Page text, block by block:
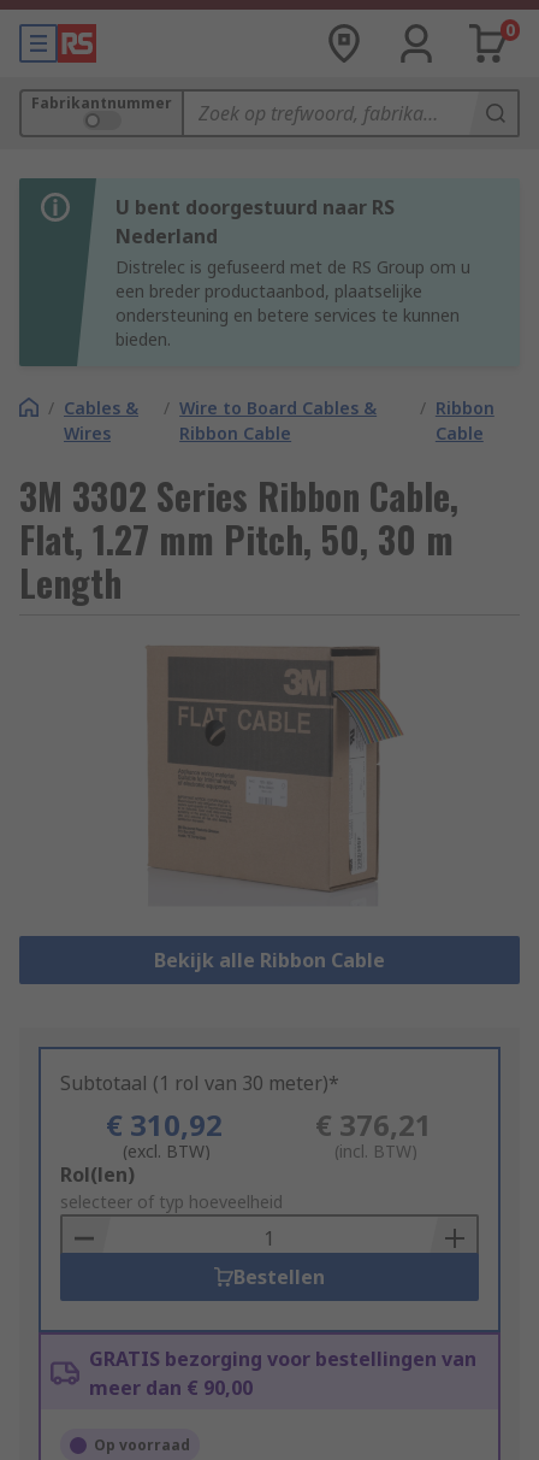
0
Fabrikantnummer
U bent doorgestuurd naar RS
Nederland
Distrelec is gefuseerd met de RS Group om u
een breder productaanbod, plaatselijke
ondersteuning en betere services te kunnen
bieden.
/ Cables &
Wires
/ Wire to Board Cables &
Ribbon Cable
/ Ribbon
Cable
3M 3302 Series Ribbon Cable,
Flat, 1.27 mm Pitch, 50, 30 m
Length
Bekijk alle Ribbon Cable
Subtotaal (1 rol van 30 meter)*
€ 310,92
(excl. BTW)
€ 376,21
(incl. BTW)
Add
to
Basket
Rol(len)
selecteer of typ hoeveelheid
Bestellen
GRATIS bezorging voor bestellingen van
meer dan € 90,00
Op voorraad